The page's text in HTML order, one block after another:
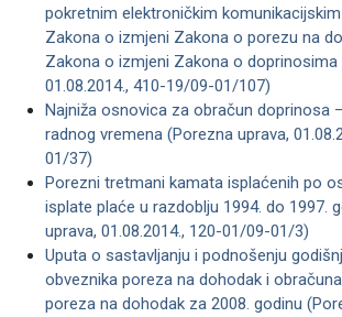
pokretnim elektroničkim
Zakona o izmjeni Zakona o porezu na
Zakona o izmjeni Zakona o doprinosima
01.08.2014., 410-19/09-01/107)
Najniža osnovica za obračun doprinosa
radnog vremena (Porezna uprava,
01/37)
Porezni tretmani kamata isplaćenih po
isplate plaće u razdoblju 1994. do 1997.
uprava, 01.08.2014., 120-01/09-01/3)
Uputa o sastavljanju i podnošenju
obveznika poreza na dohodak i
poreza na dohodak za 2008. godinu